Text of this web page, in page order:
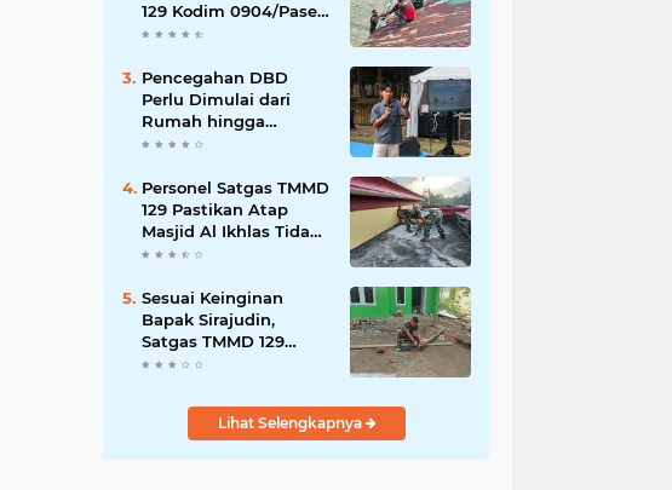
129 Kodim 0904/Paser
Cat Atap Rumah
Pencegahan DBD
Perlu Dimulai dari
Rumah hingga
Lingkungan Sekolah
Personel Satgas TMMD
129 Pastikan Atap
Masjid Al Ikhlas Tidak
Bocor Lagi
Sesuai Keinginan
Bapak Sirajudin,
Satgas TMMD 129
Ubah Tampilan
Lihat Selengkapnya